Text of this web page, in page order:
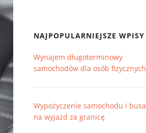
NAJPOPULARNIEJSZE WPISY
Wynajem długoterminowy
samochodów dla osób fizycznych
Wypożyczenie samochodu i busa
na wyjazd za granicę